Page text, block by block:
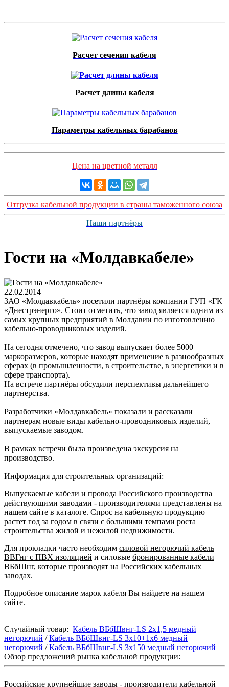
Расчет сечения кабеля
Расчет длины кабеля
Параметры кабельных барабанов
Цена на цветной металл
Отгрузка кабельной продукции в страны таможенного союза
Наши партнёры
Гости на «Молдавкабеле»
22.02.2014
ЗАО «Молдавкабель» посетили партнёры компании ГУП «ГК
«Днестрэнерго». Стоит отметить, что завод является одним из
самых крупных предприятий в Молдавии по изготовлению
кабельно-проводниковых изделий.
На сегодня отмечено, что завод выпускает более 5000
маркоразмеров, которые находят применение в разнообразных
сферах (в промышленности, в строительстве, в энергетики и в
сфере транспорта).
На встрече партнёры обсудили перспективы дальнейшего
партнерства.
Разработчики «Молдавкабель» показали и рассказали
партнерам новые виды кабельно-проводниковых изделий,
выпускаемые заводом.
В рамках встречи была произведена экскурсия на
производство.
Информация для строительных организаций:
Выпускаемые кабели и провода Российского производства
действующими заводами - производителями представлены на
нашем сайте в каталоге. Спрос на кабельную продукцию
растет год за годом в связи с большими темпами роста
строительства жилой и нежилой недвижимости.
Для прокладки часто необходим силовой негорючий кабель
ВВГнг с ПВХ изоляцией и силовые бронированные кабели
ВБбШнг, которые производят на Российских кабельных
заводах.
Подробное описание марок кабеля Вы найдете на нашем
сайте.
Случайный товар: Кабель ВБбШвнг-LS 2х1,5 медный
негорючий /Кабель ВБбШвнг-LS 3х10+1х6 медный
негорючий /Кабель ВБбШвнг-LS 3х150 медный негорючий
Обзор предложений рынка кабельной продукции:
Российские крупнейшие заводы - производители кабельной